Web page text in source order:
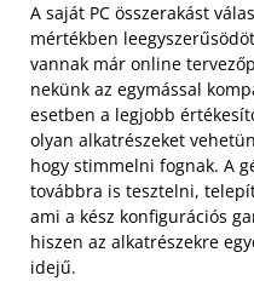
A saját PC összerakást
mértékben
vannak már online
nekünk az egymással
esetben a legjobb
olyan alkatrészeket
hogy stimmelni fognak. A
továbbra is tesztelni,
ami a kész konfigurációs
hiszen az alkatrészekre
idejű.